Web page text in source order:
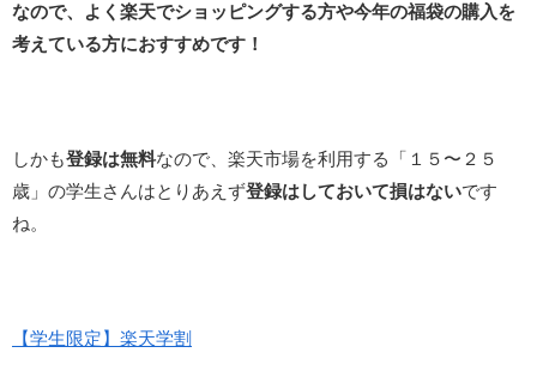
なので、よく楽天でショッピングする方や今年の福袋の購入を
考えている方におすすめです！
しかも登録は無料なので、楽天市場を利用する「１５〜２５
歳」の学生さんはとりあえず登録はしておいて損はないです
ね。
【学生限定】楽天学割